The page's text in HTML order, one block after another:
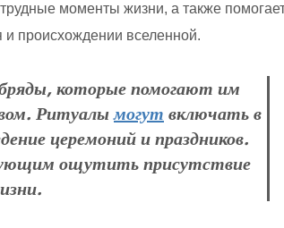
моменты жизни, а также
происхождении вселенной.
которые помогают им
Ритуалымогут включать в
церемоний и праздников.
ощутить присутствие